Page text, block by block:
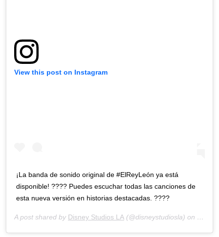
View this post on Instagram
¡La banda de sonido original de #ElReyLeón ya está
disponible! ???? Puedes escuchar todas las canciones de
esta nueva versión en historias destacadas. ????
A post shared by Disney Studios LA (@disneystudiosla) on Jul